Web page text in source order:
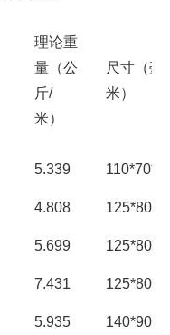
理论重
量（公
斤/
米）
尺寸（毫
米）
5.339
4.808 125*80*8
5.699
7.431
5.935 140*90*8